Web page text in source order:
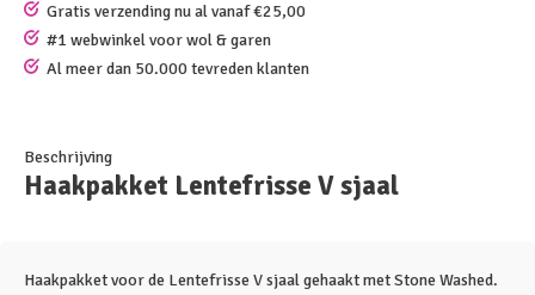
Gratis verzending nu al vanaf €25,00
#1 webwinkel voor wol & garen
Al meer dan 50.000 tevreden klanten
Beschrijving
Haakpakket Lentefrisse V sjaal
Haakpakket voor de Lentefrisse V sjaal gehaakt met Stone Washed.